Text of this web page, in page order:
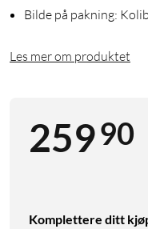
Bilde på pakning:
Les mer om produktet
25990
Komplettere ditt